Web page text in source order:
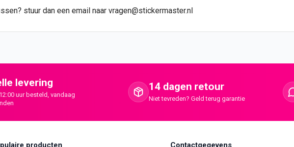
stuur dan een email naar vragen@stickermaster.nl
levering
uur besteld, vandaag
14 dagen retour
Niet tevreden? Geld terug garantie
producten Contactgegevens